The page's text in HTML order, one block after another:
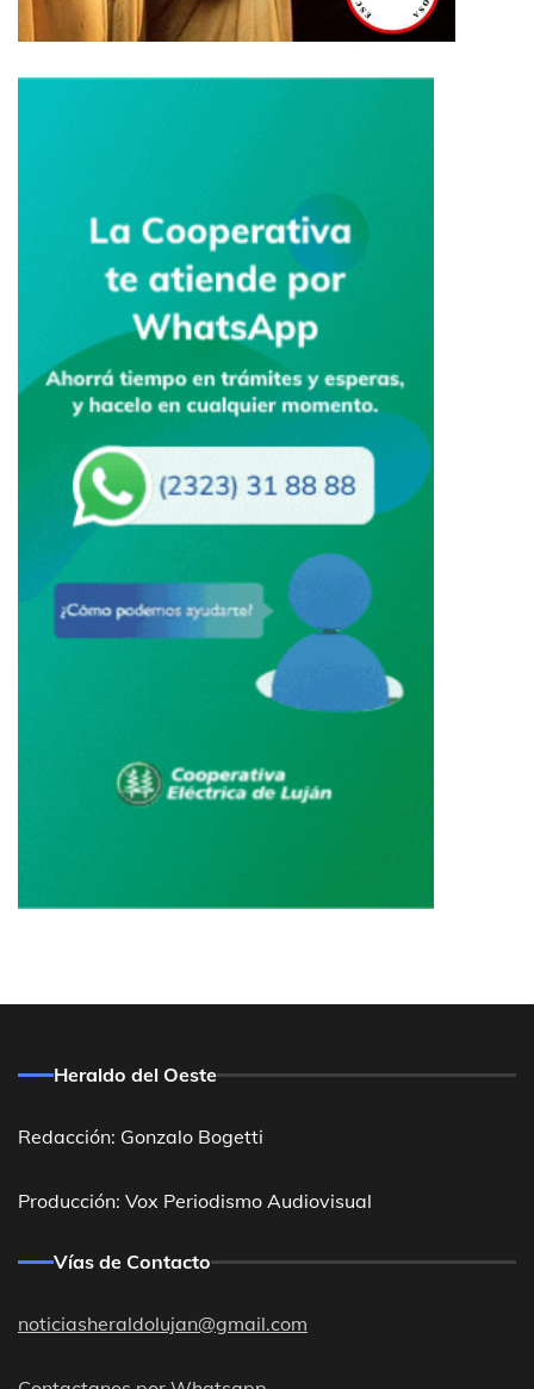
Heraldo del Oeste
Redacción: Gonzalo Bogetti
Producción: Vox Periodismo Audiovisual
Vías de Contacto
noticiasheraldolujan@gmail.com